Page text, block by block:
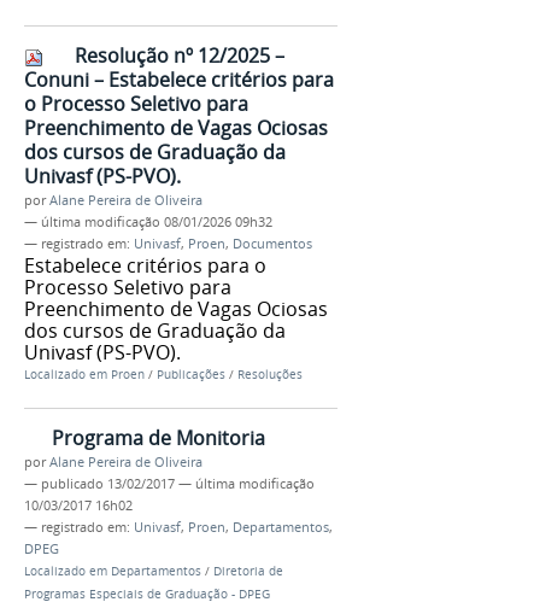
Resolução nº 12/2025 –
Conuni – Estabelece critérios para
o Processo Seletivo para
Preenchimento de Vagas Ociosas
dos cursos de Graduação da
Univasf (PS-PVO).
porAlane Pereira de Oliveira
— última modificação 08/01/2026 09h32
— registrado em: Univasf, Proen, Documentos
Estabelece critérios para o
Processo Seletivo para
Preenchimento de Vagas Ociosas
dos cursos de Graduação da
Univasf (PS-PVO).
Localizado em Proen / Publicações / Resoluções
Programa de Monitoria
porAlane Pereira de Oliveira
— publicado 13/02/2017 — última modificação
10/03/2017 16h02
— registrado em: Univasf, Proen, Departamentos,
DPEG
Localizado em Departamentos / Diretoria de
Programas Especiais de Graduação - DPEG